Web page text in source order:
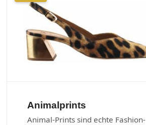
Animalprints
Animal-Prints sind echte Fashion-